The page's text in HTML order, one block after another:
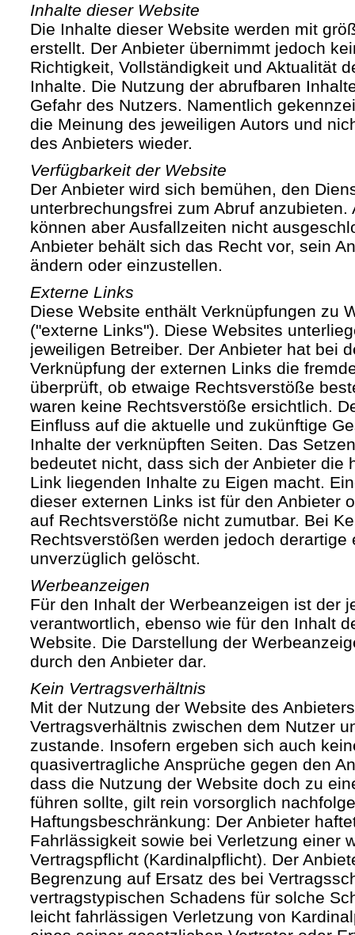
Inhalte dieser Website
Die Inhalte dieser Website werden mit
erstellt. Der Anbieter übernimmt jedoch
Richtigkeit, Vollständigkeit und Aktualität
Inhalte. Die Nutzung der abrufbaren
Gefahr des Nutzers. Namentlich
die Meinung des jeweiligen Autors und
des Anbieters wieder.
Verfügbarkeit der Website
Der Anbieter wird sich bemühen, den
unterbrechungsfrei zum Abruf anzubieten.
können aber Ausfallzeiten nicht
Anbieter behält sich das Recht vor, sein
ändern oder einzustellen.
Externe Links
Diese Website enthält Verknüpfungen zu
("externe Links"). Diese Websites
jeweiligen Betreiber. Der Anbieter hat bei
Verknüpfung der externen Links die
überprüft, ob etwaige Rechtsverstöße
waren keine Rechtsverstöße ersichtlich.
Einfluss auf die aktuelle und zukünftige
Inhalte der verknüpften Seiten. Das
bedeutet nicht, dass sich der Anbieter die
Link liegenden Inhalte zu Eigen macht.
dieser externen Links ist für den Anbieter
auf Rechtsverstöße nicht zumutbar. Bei
Rechtsverstößen werden jedoch derartige
unverzüglich gelöscht.
Werbeanzeigen
Für den Inhalt der Werbeanzeigen ist der
verantwortlich, ebenso wie für den Inhalt
Website. Die Darstellung der
durch den Anbieter dar.
Kein Vertragsverhältnis
Mit der Nutzung der Website des
Vertragsverhältnis zwischen dem Nutzer
zustande. Insofern ergeben sich auch
quasivertragliche Ansprüche gegen den
dass die Nutzung der Website doch zu
führen sollte, gilt rein vorsorglich
Haftungsbeschränkung: Der Anbieter
Fahrlässigkeit sowie bei Verletzung einer
Vertragspflicht (Kardinalpflicht). Der
Begrenzung auf Ersatz des bei
vertragstypischen Schadens für solche
leicht fahrlässigen Verletzung von